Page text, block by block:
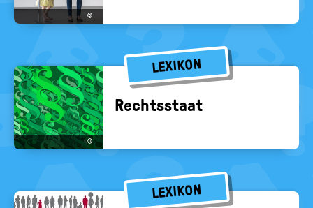
©
LEXIKON
©
Rechts­staat
LEXIKON